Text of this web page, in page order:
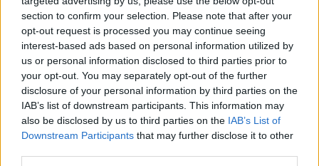
section to confirm your selection. Please note that after your
opt-out request is processed you may continue seeing
interest-based ads based on personal information utilized by
us or personal information disclosed to third parties prior to
your opt-out. You may separately opt-out of the further
disclosure of your personal information by third parties on the
IAB’s list of downstream participants. This information may
also be disclosed by us to third parties on the IAB’s List of
Downstream Participants that may further disclose it to other